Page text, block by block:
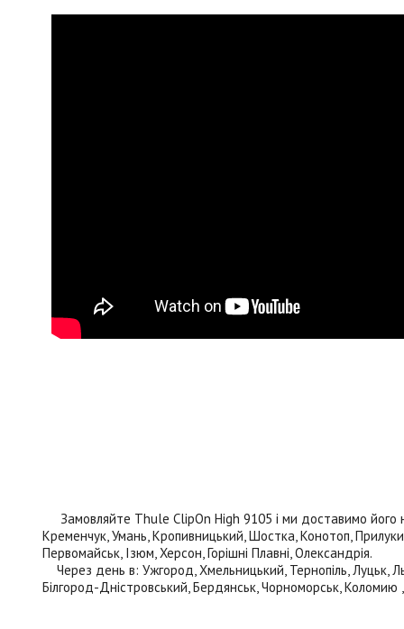
Замовляйте Thule ClipOn High 9105 і ми доставимо його
Кременчук, Умань, Кропивницький, Шостка, Конотоп,
Первомайськ, Ізюм, Херсон, Горішні Плавні, Олександрія.
Через день в: Ужгород, Хмельницький, Тернопіль, Луцьк,
Білгород-Дністровський, Бердянськ, Чорноморськ, Коломию